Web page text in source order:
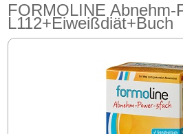
FORMOLINE Abnehm-
L112+Eiweißdiät+Buch